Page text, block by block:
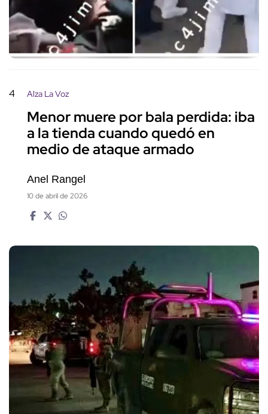
4 Alza La Voz
Menor muere por bala perdida: iba
a la tienda cuando quedó en
medio de ataque armado
Anel Rangel
10 de abril de 2026